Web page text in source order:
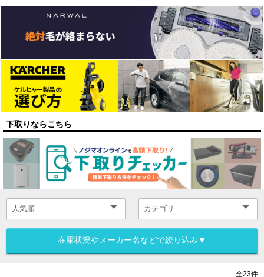
下取りならこちら
在庫状況やメーカー名などで絞り込み▼
全23件